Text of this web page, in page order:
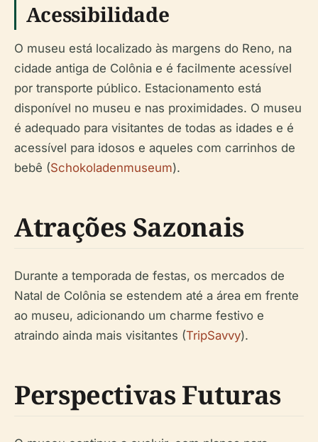
Acessibilidade
O museu está localizado às margens do Reno, na
cidade antiga de Colônia e é facilmente acessível
por transporte público. Estacionamento está
disponível no museu e nas proximidades. O museu
é adequado para visitantes de todas as idades e é
acessível para idosos e aqueles com carrinhos de
bebê (Schokoladenmuseum).
Atrações Sazonais
Durante a temporada de festas, os mercados de
Natal de Colônia se estendem até a área em frente
ao museu, adicionando um charme festivo e
atraindo ainda mais visitantes (TripSavvy).
Perspectivas Futuras